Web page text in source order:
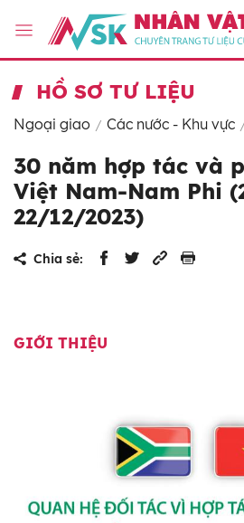
HỒ SƠ TƯ LIỆU
Ngoại giao Các nước - Khu vực
30 năm hợp tác và
Việt Nam-Nam Phi
22/12/2023)
Chia sẻ:
GIỚI THIỆU